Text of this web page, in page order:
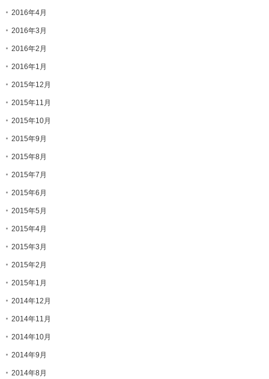
2016年4月
2016年3月
2016年2月
2016年1月
2015年12月
2015年11月
2015年10月
2015年9月
2015年8月
2015年7月
2015年6月
2015年5月
2015年4月
2015年3月
2015年2月
2015年1月
2014年12月
2014年11月
2014年10月
2014年9月
2014年8月